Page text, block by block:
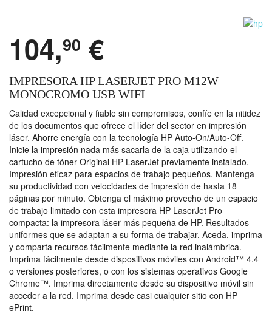
104,90 €
IMPRESORA HP LASERJET PRO M12W
MONOCROMO USB WIFI
Calidad excepcional y fiable sin compromisos, confíe en la nitidez
de los documentos que ofrece el líder del sector en impresión
láser. Ahorre energía con la tecnología HP Auto-On/Auto-Off.
Inicie la impresión nada más sacarla de la caja utilizando el
cartucho de tóner Original HP LaserJet previamente instalado.
Impresión eficaz para espacios de trabajo pequeños. Mantenga
su productividad con velocidades de impresión de hasta 18
páginas por minuto. Obtenga el máximo provecho de un espacio
de trabajo limitado con esta impresora HP LaserJet Pro
compacta: la impresora láser más pequeña de HP. Resultados
uniformes que se adaptan a su forma de trabajar. Aceda, imprima
y comparta recursos fácilmente mediante la red inalámbrica.
Imprima fácilmente desde dispositivos móviles con Android™ 4.4
o versiones posteriores, o con los sistemas operativos Google
Chrome™. Imprima directamente desde su dispositivo móvil sin
acceder a la red. Imprima desde casi cualquier sitio con HP
ePrint.